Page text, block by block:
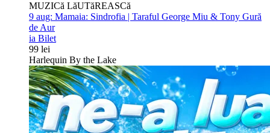
MUZICă LăUTăREASCă
9 aug: Mamaia: Sindrofia | Taraful George Miu & Tony Gură
de Aur
ia Bilet
99 lei
Harlequin By the Lake